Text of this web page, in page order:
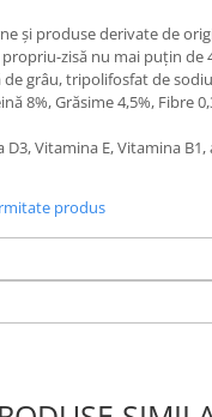
și produse derivate de
zisă nu mai puțin de
de grâu, tripolifosfat de
8%, Grăsime 4,5%, Fibre
D3, Vitamina E, Vitamina B1,
produs